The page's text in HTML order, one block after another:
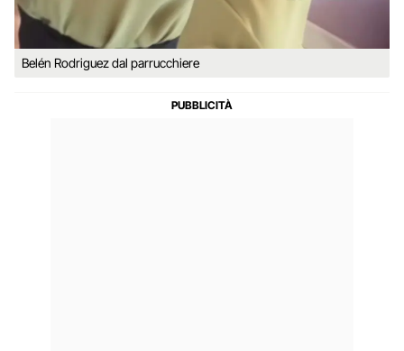
Belén Rodriguez dal parrucchiere